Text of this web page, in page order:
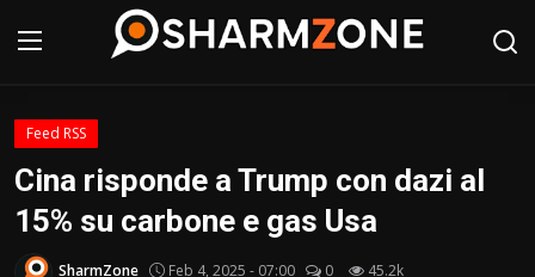
Accedi
Shopping
Feed RSS
Cina risponde a Trump con dazi al
15% su carbone e gas Usa
SharmZone Feb 4, 2025 - 07:00 0 45.2k